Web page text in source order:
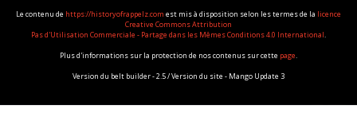
Le contenu de https://historyofrappelz.com est mis à disposition selon les termes de la licence
Creative Commons Attribution
Pas d'Utilisation Commerciale - Partage dans les Mêmes Conditions 4.0 International.
Plus d'informations sur la protection de nos contenus sur cette page.
Version du belt builder - 2.5 / Version du site - Mango Update 3